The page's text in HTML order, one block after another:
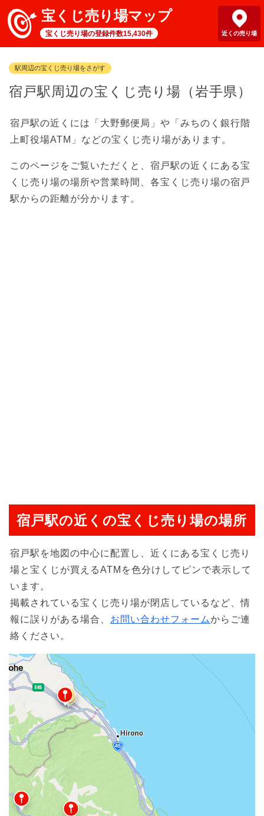
宝くじ売り場マップ
宝くじ売り場の登録件数15,430件 近くの売り場
駅周辺の宝くじ売り場をさがす
宿戸駅周辺の宝くじ売り場（岩手県）
宿戸駅の近くには「大野郵便局」や「みちのく銀行階
上町役場ATM」などの宝くじ売り場があります。
このページをご覧いただくと、宿戸駅の近くにある宝
くじ売り場の場所や営業時間、各宝くじ売り場の宿戸
駅からの距離が分かります。
宿戸駅の近くの宝くじ売り場の場所
宿戸駅を地図の中心に配置し、近くにある宝くじ売り
場と宝くじが買えるATMを色分けしてピンで表示して
います。
掲載されている宝くじ売り場が閉店しているなど、情
報に誤りがある場合、 お問い合わせフォームからご連
絡ください。